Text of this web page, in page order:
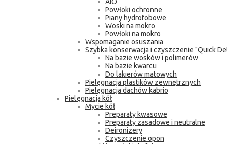
Powłoki ochronne
Piany hydrofobowe
Woski na mokro
Powłoki na mokro
Wspomaganie osuszania
Szybka konserwacja i czyszczenie "Quick
Na bazie wosków i polimerów
Na bazie kwarcu
Do lakierów matowych
Pielęgnacja plastików zewnętrznych
Pielęgnacja dachów kabrio
Pielęgnacja kół
Mycie kół
Preparaty kwasowe
Preparaty zasadowe i neutralne
Deironizery
Czyszczenie opon